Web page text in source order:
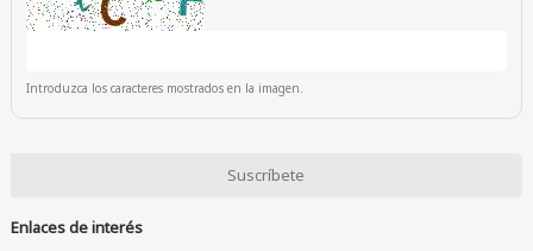
Introduzca los caracteres mostrados en la imagen.
Enlaces de interés